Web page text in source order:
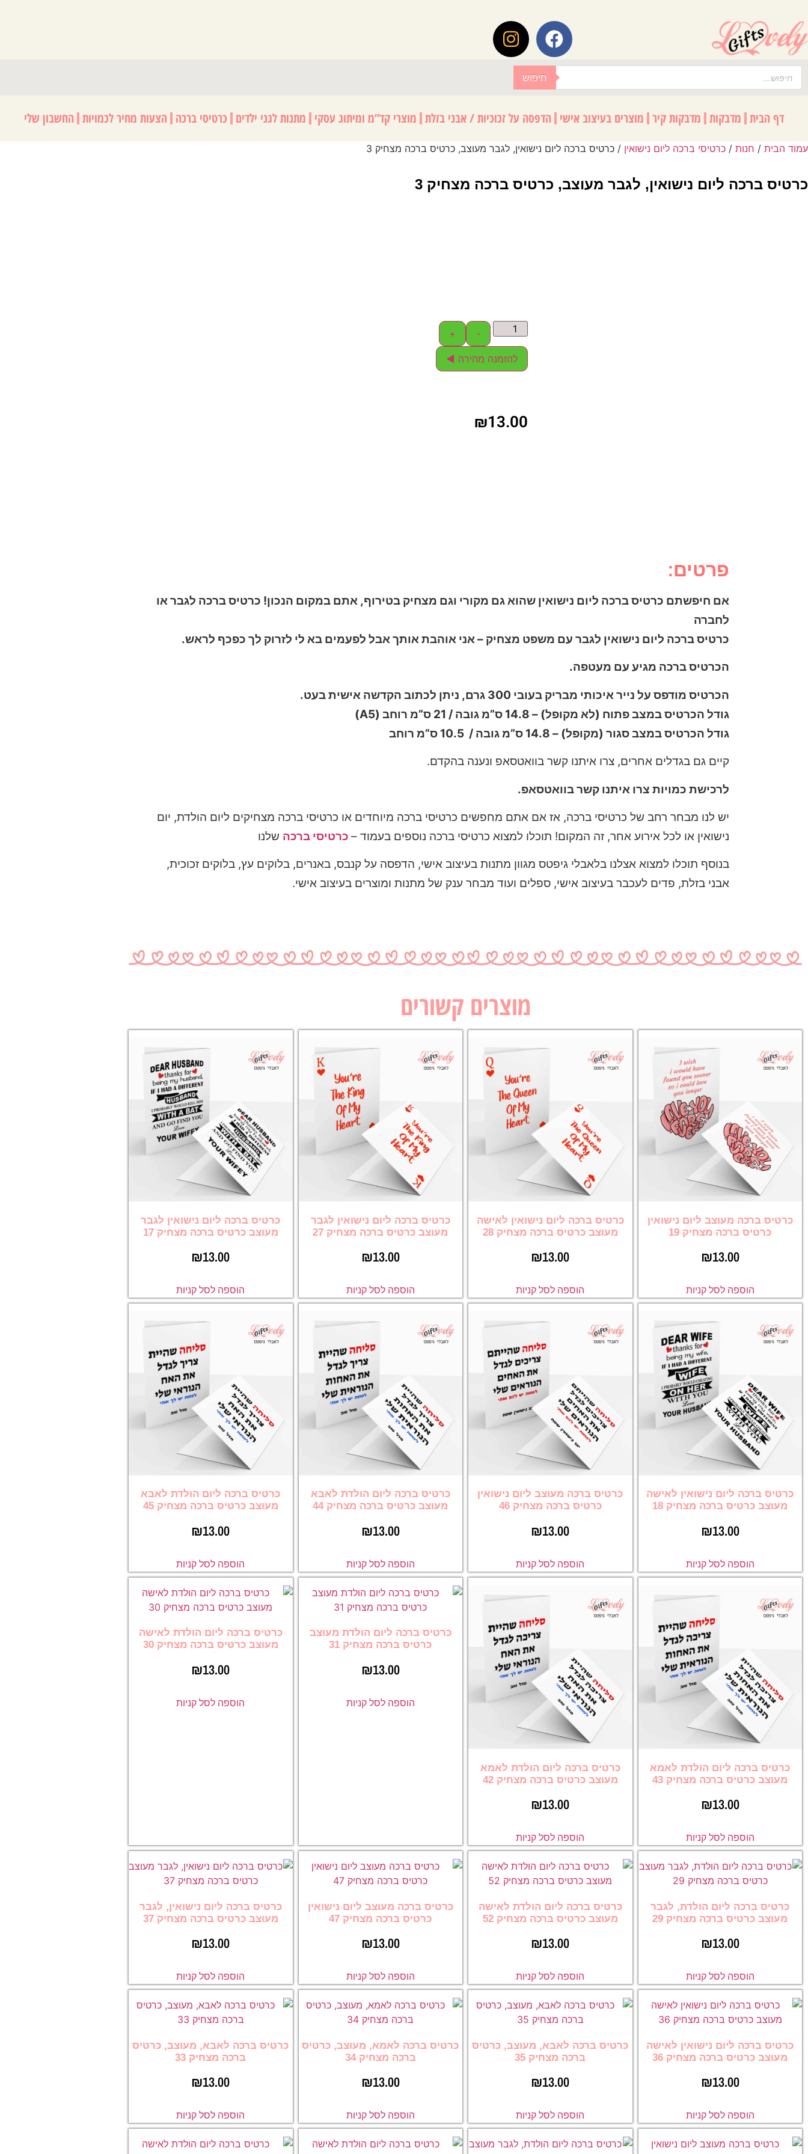
חיפוש
דף הבית מדבקות מדבקות קיר מוצרים בעיצוב אישי הדפסה על זכוכיות / אבני בזלת מוצרי קד”מ ומיתוג עסקי מתנות לגני ילדים כרטיסי ברכה הצעות מחיר לכמויות החשבון שלי
עמוד הבית / חנות / כרטיסי ברכה ליום נישואין / כרטיס ברכה ליום נישואין, לגבר מעוצב, כרטיס ברכה מצחיק 3
כרטיס ברכה ליום נישואין, לגבר מעוצב, כרטיס ברכה מצחיק 3
-
+
להזמנה מהירה ◄
₪13.00
פרטים:
אם חיפשתם כרטיס ברכה ליום נישואין שהוא גם מקורי וגם מצחיק בטירוף, אתם במקום הנכון! כרטיס ברכה לגבר או
לחברה
כרטיס ברכה ליום נישואין לגבר עם משפט מצחיק – אני אוהבת אותך אבל לפעמים בא לי לזרוק לך כפכף לראש.
הכרטיס ברכה מגיע עם מעטפה.
הכרטיס מודפס על נייר איכותי מבריק בעובי 300 גרם, ניתן לכתוב הקדשה אישית בעט.
גודל הכרטיס במצב פתוח (לא מקופל) – 14.8 ס”מ גובה / 21 ס”מ רוחב (A5)
גודל הכרטיס במצב סגור (מקופל) – 14.8 ס”מ גובה / 10.5 ס”מ רוחב
קיים גם בגדלים אחרים, צרו איתנו קשר בוואטסאפ ונענה בהקדם.
לרכישת כמויות צרו איתנו קשר בוואטסאפ.
יש לנו מבחר רחב של כרטיסי ברכה, אז אם אתם מחפשים כרטיסי ברכה מיוחדים או כרטיסי ברכה מצחיקים ליום הולדת, יום
נישואין או לכל אירוע אחר, זה המקום! תוכלו למצוא כרטיסי ברכה נוספים בעמוד –כרטיסי ברכה שלנו
בנוסף תוכלו למצוא אצלנו בלאבלי גיפטס מגוון מתנות בעיצוב אישי, הדפסה על קנבס, באנרים, בלוקים עץ, בלוקים זכוכית,
אבני בזלת, פדים לעכבר בעיצוב אישי, ספלים ועוד מבחר ענק של מתנות ומוצרים בעיצוב אישי.
מוצרים קשורים
כרטיס ברכה מעוצב ליום נישואין
כרטיס ברכה מצחיק 19
₪13.00
הוספה לסל קניות
כרטיס ברכה ליום נישואין לאישה
מעוצב כרטיס ברכה מצחיק 28
₪13.00
הוספה לסל קניות
כרטיס ברכה ליום נישואין לגבר
מעוצב כרטיס ברכה מצחיק 27
₪13.00
הוספה לסל קניות
כרטיס ברכה ליום נישואין לגבר
מעוצב כרטיס ברכה מצחיק 17
₪13.00
הוספה לסל קניות
כרטיס ברכה ליום נישואין לאישה
מעוצב כרטיס ברכה מצחיק 18
₪13.00
הוספה לסל קניות
כרטיס ברכה מעוצב ליום נישואין
כרטיס ברכה מצחיק 46
₪13.00
הוספה לסל קניות
כרטיס ברכה ליום הולדת לאבא
מעוצב כרטיס ברכה מצחיק 44
₪13.00
הוספה לסל קניות
כרטיס ברכה ליום הולדת לאבא
מעוצב כרטיס ברכה מצחיק 45
₪13.00
הוספה לסל קניות
כרטיס ברכה ליום הולדת לאמא
מעוצב כרטיס ברכה מצחיק 43
₪13.00
הוספה לסל קניות
כרטיס ברכה ליום הולדת לאמא
מעוצב כרטיס ברכה מצחיק 42
₪13.00
הוספה לסל קניות
כרטיס ברכה ליום הולדת מעוצב
כרטיס ברכה מצחיק 31
₪13.00
הוספה לסל קניות
כרטיס ברכה ליום הולדת לאישה
מעוצב כרטיס ברכה מצחיק 30
₪13.00
הוספה לסל קניות
כרטיס ברכה ליום הולדת, לגבר
מעוצב כרטיס ברכה מצחיק 29
₪13.00
הוספה לסל קניות
כרטיס ברכה ליום הולדת לאישה
מעוצב כרטיס ברכה מצחיק 52
₪13.00
הוספה לסל קניות
כרטיס ברכה מעוצב ליום נישואין
כרטיס ברכה מצחיק 47
₪13.00
הוספה לסל קניות
כרטיס ברכה ליום נישואין, לגבר
מעוצב כרטיס ברכה מצחיק 37
₪13.00
הוספה לסל קניות
כרטיס ברכה ליום נישואין לאישה
מעוצב כרטיס ברכה מצחיק 36
₪13.00
הוספה לסל קניות
כרטיס ברכה לאבא, מעוצב, כרטיס
ברכה מצחיק 35
₪13.00
הוספה לסל קניות
כרטיס ברכה לאמא, מעוצב, כרטיס
ברכה מצחיק 34
₪13.00
הוספה לסל קניות
כרטיס ברכה לאבא, מעוצב, כרטיס
ברכה מצחיק 33
₪13.00
הוספה לסל קניות